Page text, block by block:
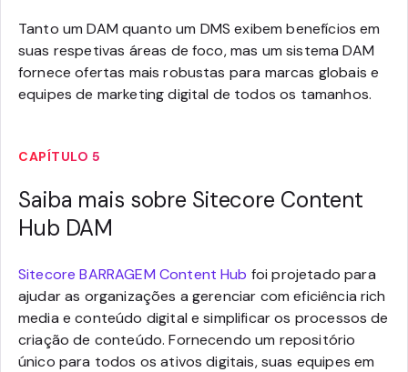
Tanto um DAM quanto um DMS exibem benefícios em
suas respetivas áreas de foco, mas um sistema DAM
fornece ofertas mais robustas para marcas globais e
equipes de marketing digital de todos os tamanhos.
CAPÍTULO 5
Saiba mais sobre Sitecore Content
Hub DAM
Sitecore BARRAGEM Content Hub foi projetado para
ajudar as organizações a gerenciar com eficiência rich
media e conteúdo digital e simplificar os processos de
criação de conteúdo. Fornecendo um repositório
único para todos os ativos digitais, suas equipes em